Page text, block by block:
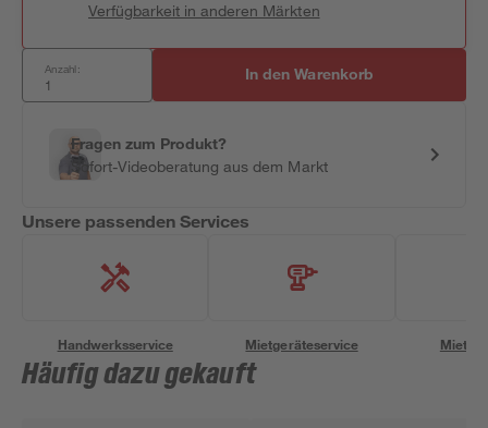
Verfügbarkeit in anderen Märkten
Anzahl: In den Warenkorb
Fragen zum Produkt?
Sofort-Videoberatung aus dem Markt
Unsere passenden Services
Handwerksservice Mietgeräteservice
Häufig dazu gekauft